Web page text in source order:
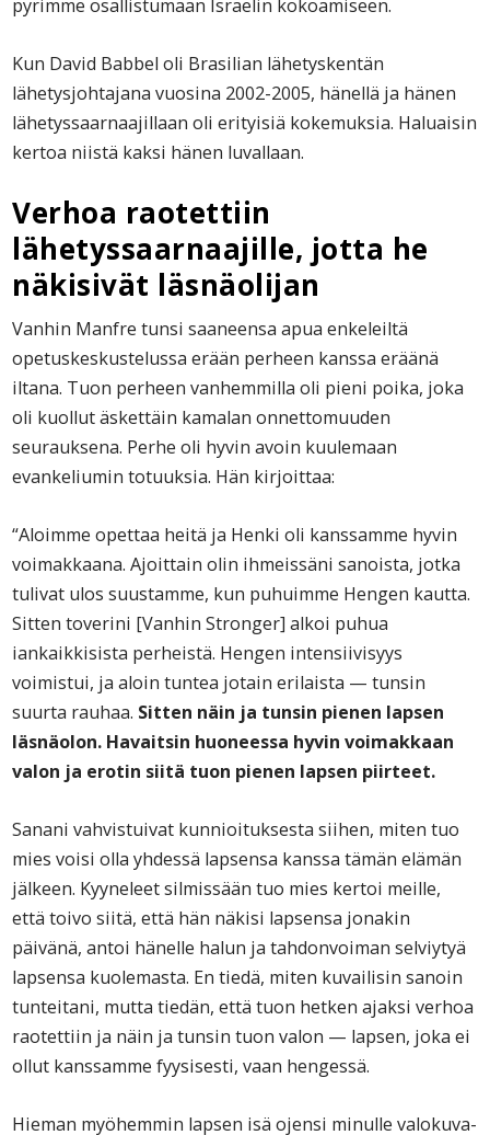
pyrimme osallistumaan Israelin kokoamiseen.
Kun David Babbel oli Brasilian lähetyskentän
lähetysjohtajana vuosina 2002-2005, hänellä ja hänen
lähetyssaarnaajillaan oli erityisiä kokemuksia. Haluaisin
kertoa niistä kaksi hänen luvallaan.
Verhoa raotettiin
lähetyssaarnaajille, jotta he
näkisivät läsnäolijan
Vanhin Manfre tunsi saaneensa apua enkeleiltä
opetuskeskustelussa erään perheen kanssa eräänä
iltana. Tuon perheen vanhemmilla oli pieni poika, joka
oli kuollut äskettäin kamalan onnettomuuden
seurauksena. Perhe oli hyvin avoin kuulemaan
evankeliumin totuuksia. Hän kirjoittaa:
“Aloimme opettaa heitä ja Henki oli kanssamme hyvin
voimakkaana. Ajoittain olin ihmeissäni sanoista, jotka
tulivat ulos suustamme, kun puhuimme Hengen kautta.
Sitten toverini [Vanhin Stronger] alkoi puhua
iankaikkisista perheistä. Hengen intensiivisyys
voimistui, ja aloin tuntea jotain erilaista — tunsin
suurta rauhaa. Sitten näin ja tunsin pienen lapsen
läsnäolon. Havaitsin huoneessa hyvin voimakkaan
valon ja erotin siitä tuon pienen lapsen piirteet.
Sanani vahvistuivat kunnioituksesta siihen, miten tuo
mies voisi olla yhdessä lapsensa kanssa tämän elämän
jälkeen. Kyyneleet silmissään tuo mies kertoi meille,
että toivo siitä, että hän näkisi lapsensa jonakin
päivänä, antoi hänelle halun ja tahdonvoiman selviytyä
lapsensa kuolemasta. En tiedä, miten kuvailisin sanoin
tunteitani, mutta tiedän, että tuon hetken ajaksi verhoa
raotettiin ja näin ja tunsin tuon valon — lapsen, joka ei
ollut kanssamme fyysisesti, vaan hengessä.
Hieman myöhemmin lapsen isä ojensi minulle valokuva-